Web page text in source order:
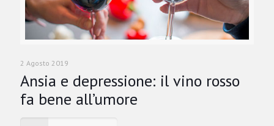
2 Agosto 2019
Ansia e depressione: il vino rosso
fa bene all’umore